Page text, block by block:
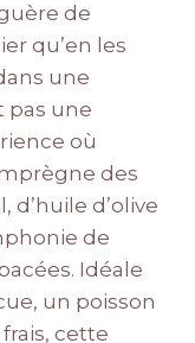
de
qu’en les
une
pas une
où
des
d’huile d’olive
de
Idéale
un poisson
cette